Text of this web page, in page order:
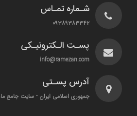
شـماره تمـاس
۰۹۳۸۹۳۸۳۳۴۲
پسـت الـکترونیـکی
info@ramezan.com
آدرس پسـتی
جمهوری اسلامی ایران - سایت جامع